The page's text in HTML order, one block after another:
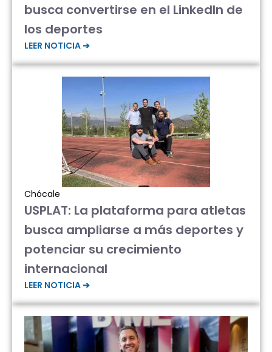
busca convertirse en el LinkedIn de
los deportes
LEER NOTICIA ➔
Chócale
USPLAT: La plataforma para atletas
busca ampliarse a más deportes y
potenciar su crecimiento
internacional
LEER NOTICIA ➔